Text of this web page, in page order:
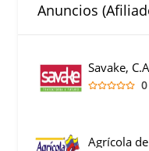
Anuncios
Savake,
0
Agrícola